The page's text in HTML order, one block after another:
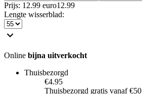
Prijs: 12.99 euro12.99
Lengte wisserblad:
Online bijna uitverkocht
Thuisbezorgd
€4.95
Thuisbezorgd gratis vanaf €50